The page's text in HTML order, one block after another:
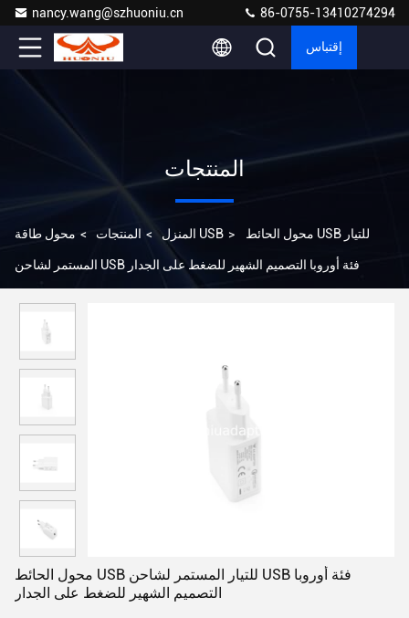
nancy.wang@szhuoniu.cn 86-0755-13410274294
إقتباس
المنتجات
المنزل > المنتجات > محول طاقة USB > محول الحائط USB للتيار
المستمر لشاحن USB فئة أوروبا التصميم الشهير للضغط على الجدار
محول الحائط USB للتيار المستمر لشاحن USB فئة أوروبا
التصميم الشهير للضغط على الجدار